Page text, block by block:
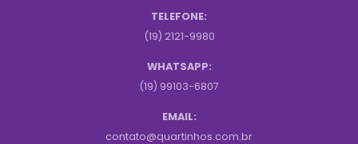
TELEFONE:
(19) 2121-9980
WHATSAPP:
(19) 99103-6807
EMAIL:
contato@quartinhos.com.br